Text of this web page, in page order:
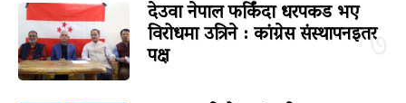
७
देउवा नेपाल फर्किंदा धरपकड भए
विरोधमा उत्रिने : कांग्रेस संस्थापनइतर
पक्ष